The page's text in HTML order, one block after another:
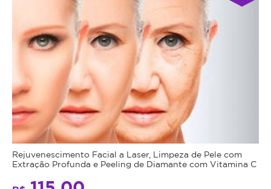
Rejuvenescimento Facial a Laser, Limpeza de Pele com
Extração Profunda e Peeling de Diamante com Vitamina C